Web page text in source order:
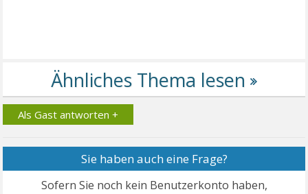
Als Gast antworten +
Sie haben auch eine Frage?
Sofern Sie noch kein Benutzerkonto haben,